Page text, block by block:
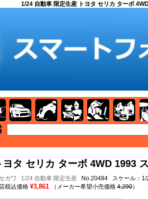
1/24 自動車 限定生産 トヨタ セリカ ターボ
ヨタ セリカ ターボ 4WD 1993
ガワ 1/24 自動車 限定生産 No.20484 スケール：1/
税込価格 ¥3,861 （メーカー希望小売価格 4,290）
機ページへ
艦船 自動車 バイク キャラクターガンダム 塗料